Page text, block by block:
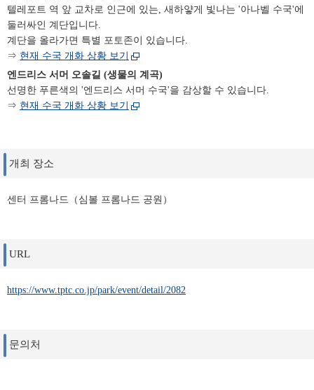
텔레포트 역 앞 교차로 인근에 있는, 새하얗게 빛나는 '아나벨 수국'에
둘러싸인 계단입니다.
계단을 올라가면 특별 포토존이 있습니다.
⇒ 현재 수국 개화 상황 보기
엔드리스 서머 오솔길 (생물의 계곡)
선명한 푸른색의 '엔드리스 서머 수국'을 감상할 수 있습니다.
⇒ 현재 수국 개화 상황 보기
개최 장소
센터 프롬나드（심볼 프롬나드 공원）
URL
https://www.tptc.co.jp/park/event/detail/2082
문의처